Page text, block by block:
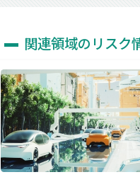
関連領域のリスク